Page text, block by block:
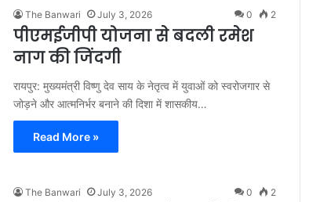
The Banwari July 3, 2026 0 2
पीएमईजीपी योजना से बदली रमेश
नाग की जिंदगी
रायपुर: मुख्यमंत्री विष्णु देव साय के नेतृत्व में युवाओं को स्वरोजगार से
जोड़ने और आत्मनिर्भर बनाने की दिशा में शासकीय…
Read More »
The Banwari July 3, 2026 0 2